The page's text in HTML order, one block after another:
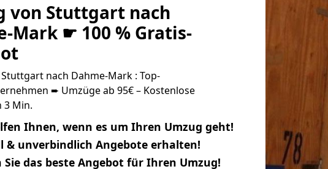
von Stuttgart nach
Mark ☛ 100 % Gratis-
nach Dahme-Mark : Top-
➨ Umzüge ab 95€ – Kostenlose
3 Min.
Ihnen, wenn es um Ihren Umzug geht!
& unverbindlich Angebote erhalten!
Sie das beste Angebot für Ihren Umzug!